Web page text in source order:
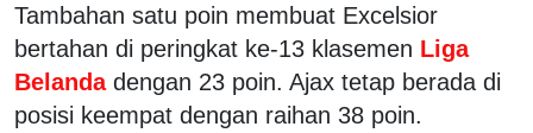
Tambahan satu poin membuat Excelsior
bertahan di peringkat ke-13 klasemen Liga
Belanda dengan 23 poin. Ajax tetap berada di
posisi keempat dengan raihan 38 poin.